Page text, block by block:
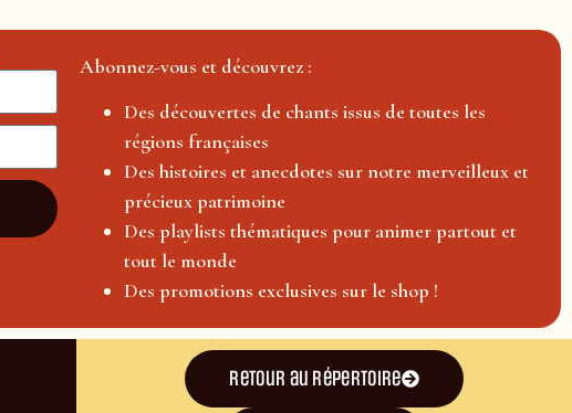
Abonnez-vous et découvrez :
Des découvertes de chants issus de toutes les
régions françaises
Des histoires et anecdotes sur notre merveilleux et
précieux patrimoine
Des playlists thématiques pour animer partout et
tout le monde
Des promotions exclusives sur le shop !
Retour au répertoire